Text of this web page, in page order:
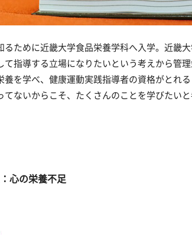
るために近畿大学食品栄養学科へ入学。近畿
て指導する立場になりたいという考えから管
養を学べ、健康運動実践指導者の資格がとれる
ないからこそ、たくさんのことを学びたいと
心の栄養不足